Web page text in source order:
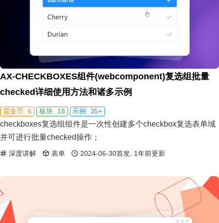
AX-CHECKBOXES组件(webcomponent)复选组批量
checked详细使用方法和诸多示例
需金币 6 板块 18 示例 35+
checkboxes复选组组件是一次性创建多个checkbox复选表单域
并可进行批量checked操作；
深度讲解 表单 2024-06-30首发, 1年前更新